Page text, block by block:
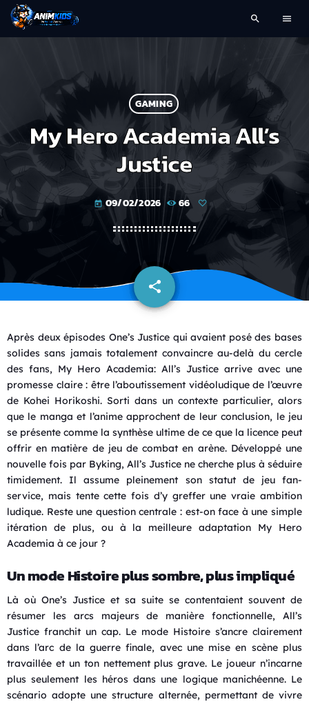
search menu
GAMING
My Hero Academia All’s
Justice
today 09/02/2026 66
share
email
Après deux épisodes One’s Justice qui avaient posé des bases
solides sans jamais totalement convaincre au-delà du cercle
des fans, My Hero Academia: All’s Justice arrive avec une
promesse claire : être l’aboutissement vidéoludique de l’œuvre
de Kohei Horikoshi. Sorti dans un contexte particulier, alors
que le manga et l’anime approchent de leur conclusion, le jeu
se présente comme la synthèse ultime de ce que la licence peut
offrir en matière de jeu de combat en arène. Développé une
nouvelle fois par Byking, All’s Justice ne cherche plus à séduire
timidement. Il assume pleinement son statut de jeu fan-
service, mais tente cette fois d’y greffer une vraie ambition
ludique. Reste une question centrale : est-on face à une simple
itération de plus, ou à la meilleure adaptation My Hero
Academia à ce jour ?
Un mode Histoire plus sombre, plus impliqué
Là où One’s Justice et sa suite se contentaient souvent de
résumer les arcs majeurs de manière fonctionnelle, All’s
Justice franchit un cap. Le mode Histoire s’ancre clairement
dans l’arc de la guerre finale, avec une mise en scène plus
travaillée et un ton nettement plus grave. Le joueur n’incarne
plus seulement les héros dans une logique manichéenne. Le
scénario adopte une structure alternée, permettant de vivre